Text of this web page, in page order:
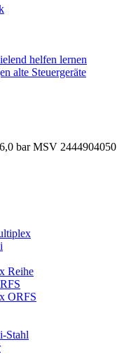
helfen lernen
alte Steuergeräte
bar MSV 2444904050
Reihe
ORFS
Stahl